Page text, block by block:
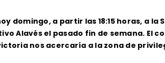
domingo, a partir las 18:15 horas, a
Alavés el pasado fin de semana. El
nos acercaría a la zona de